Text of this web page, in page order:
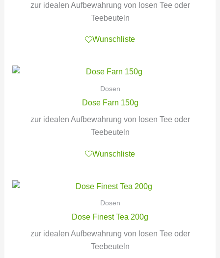
zur idealen Aufbewahrung von losen Tee oder
Teebeuteln
Wunschliste
Dosen
Dose Farn 150g
zur idealen Aufbewahrung von losen Tee oder
Teebeuteln
Wunschliste
Dosen
Dose Finest Tea 200g
zur idealen Aufbewahrung von losen Tee oder
Teebeuteln